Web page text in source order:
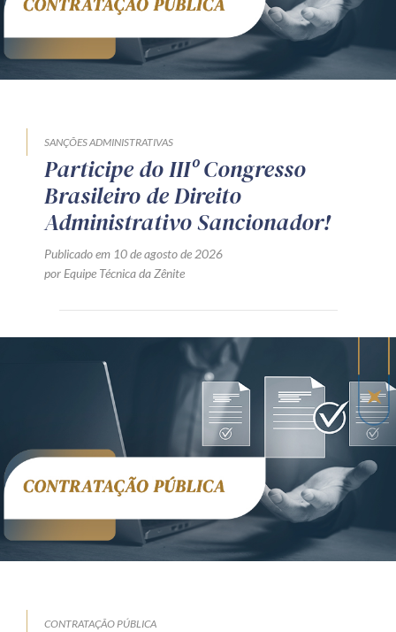
SANÇÕES ADMINISTRATIVAS
Participe do IIIº Congresso
Brasileiro de Direito
Administrativo Sancionador!
Publicado em 10 de agosto de 2026
por Equipe Técnica da Zênite
CONTRATAÇÃO PÚBLICA